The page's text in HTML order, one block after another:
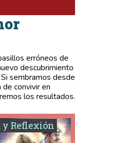
erróneos de
descubrimiento
sembramos desde
de convivir en
los resultados.
y Reflexión